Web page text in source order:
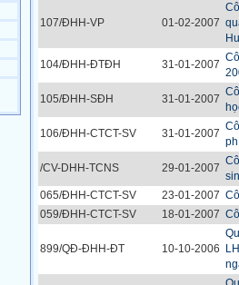
107/ĐHH-VP 01-02-2007
104/ĐHH-ĐTĐH 31-01-2007
105/ĐHH-SĐH 31-01-2007
106/ĐHH-CTCT-SV 31-01-2007
/CV-DHH-TCNS 29-01-2007
065/ĐHH-CTCT-SV
23-01-2007
059/ĐHH-CTCT-SV
18-01-2007
899/QĐ-ĐHH-ĐT 10-10-2006